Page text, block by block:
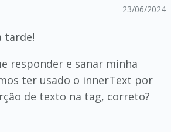
23/06/2024
tarde!
responder e sanar minha
ter usado o innerText por
de texto na tag, correto?